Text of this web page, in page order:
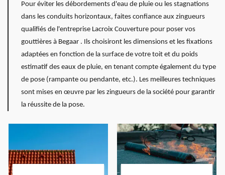
Pour éviter les débordements d'eau de pluie ou les stagnations
dans les conduits horizontaux, faites confiance aux zingueurs
qualifiés de l'entreprise Lacroix Couverture pour poser vos
gouttières à Begaar . Ils choisiront les dimensions et les fixations
adaptées en fonction de la surface de votre toit et du poids
estimatif des eaux de pluie, en tenant compte également du type
de pose (rampante ou pendante, etc.). Les meilleures techniques
sont mises en œuvre par les zingueurs de la société pour garantir
la réussite de la pose.